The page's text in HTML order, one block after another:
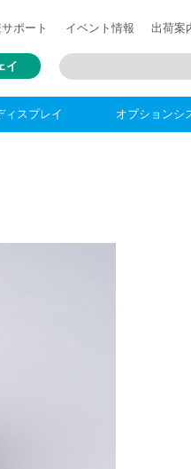
サポート イベント情報 出荷案
イ
ィスプレイ オプションシ